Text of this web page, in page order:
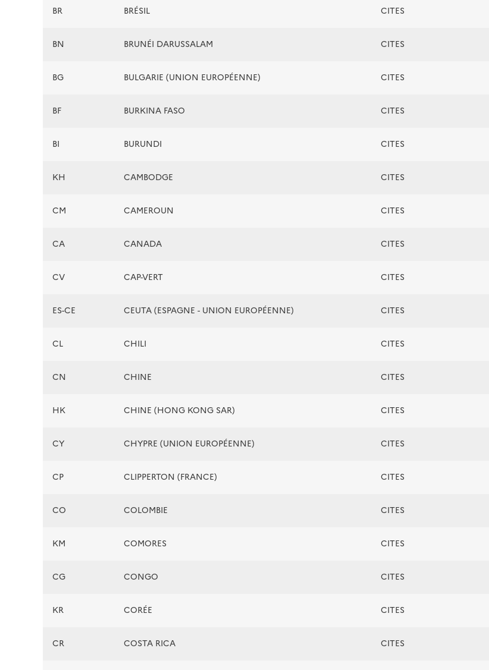
BR BRÉSIL CITES
BN BRUNÉI DARUSSALAM CITES
BG BULGARIE (UNION EUROPÉENNE) CITES
BF BURKINA FASO CITES
BI BURUNDI CITES
KH CAMBODGE CITES
CM CAMEROUN CITES
CA CANADA CITES
CV CAP-VERT CITES
ES-CE CEUTA (ESPAGNE - UNION EUROPÉENNE) CITES
CL CHILI CITES
CN CHINE CITES
HK CHINE (HONG KONG SAR) CITES
CY CHYPRE (UNION EUROPÉENNE) CITES
CP CLIPPERTON (FRANCE) CITES
CO COLOMBIE CITES
KM COMORES CITES
CG CONGO CITES
KR CORÉE CITES
CR COSTA RICA CITES